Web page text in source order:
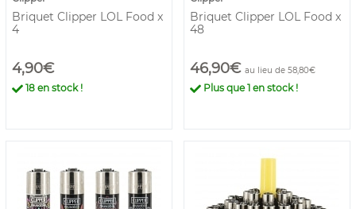
Briquet Clipper LOL Food x
4
4,90€
18 en stock !
Briquet Clipper LOL Food x
48
46,90€ au lieu de 58,80€
Plus que1 en stock !